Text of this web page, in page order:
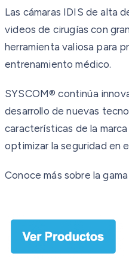
Las cámaras IDIS de alta
videos de cirugías con
herramienta valiosa para
entrenamiento médico.
SYSCOM® continúa
desarrollo de nuevas
características de la
optimizar la seguridad en
Conoce más sobre la